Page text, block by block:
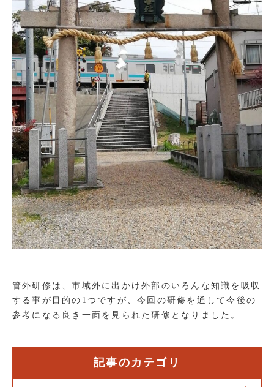
管外研修は、市域外に出かけ外部のいろんな知識を吸収
する事が目的の1つですが、今回の研修を通して今後の
参考になる良き一面を見られた研修となりました。
記事のカテゴリ